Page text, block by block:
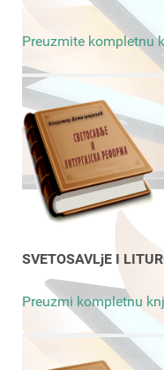
Preuzmite kompletnu
SVETOSAVLjE I
Preuzmi kompletnu